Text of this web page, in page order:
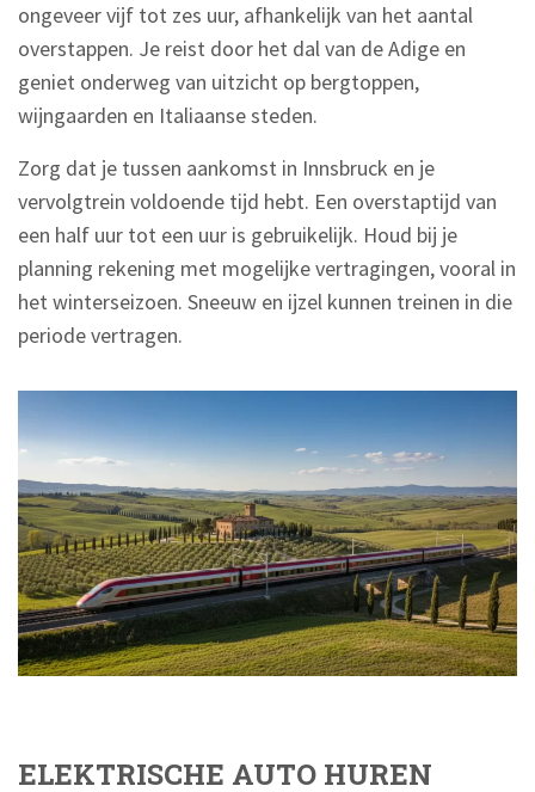
ongeveer vijf tot zes uur, afhankelijk van het aantal
overstappen. Je reist door het dal van de Adige en
geniet onderweg van uitzicht op bergtoppen,
wijngaarden en Italiaanse steden.
Zorg dat je tussen aankomst in Innsbruck en je
vervolgtrein voldoende tijd hebt. Een overstaptijd van
een half uur tot een uur is gebruikelijk. Houd bij je
planning rekening met mogelijke vertragingen, vooral in
het winterseizoen. Sneeuw en ijzel kunnen treinen in die
periode vertragen.
ELEKTRISCHE AUTO HUREN